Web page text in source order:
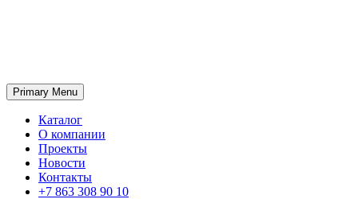
ГК «SABONE»
Оптовые поставки отделочных материалов и оборудования
Primary Menu
Каталог
О компании
Проекты
Новости
Контакты
+7 863 308 90 10